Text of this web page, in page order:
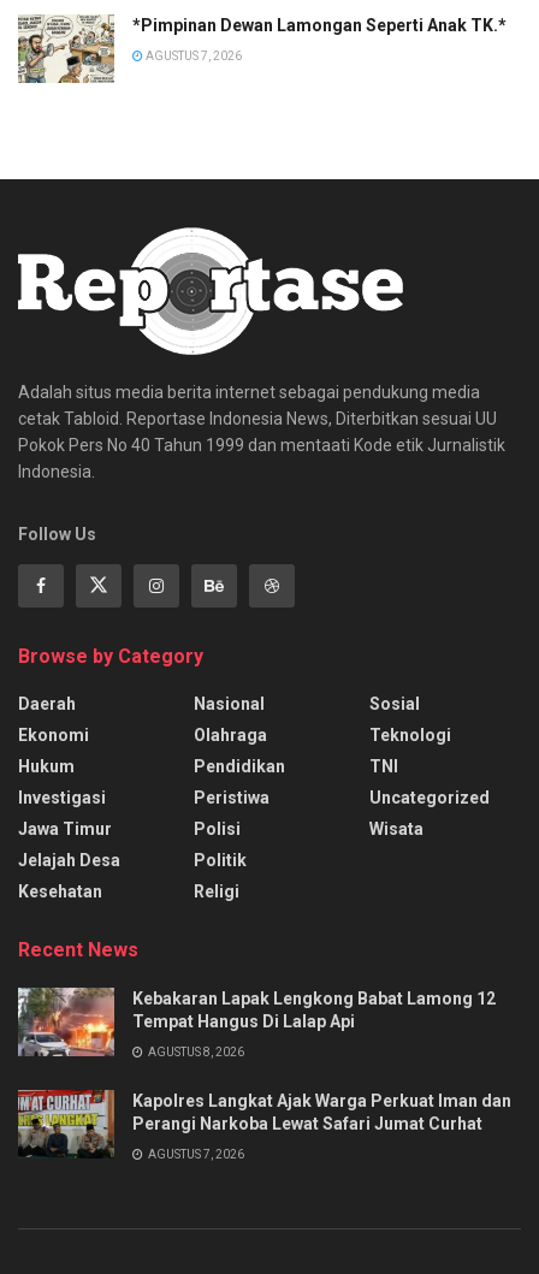
*Pimpinan Dewan Lamongan Seperti Anak TK.*
AGUSTUS 7, 2026
Adalah situs media berita internet sebagai pendukung media
cetak Tabloid. Reportase Indonesia News, Diterbitkan sesuai UU
Pokok Pers No 40 Tahun 1999 dan mentaati Kode etik Jurnalistik
Indonesia.
Follow Us
Browse by Category
Daerah
Ekonomi
Hukum
Investigasi
Jawa Timur
Jelajah Desa
Kesehatan
Nasional
Olahraga
Pendidikan
Peristiwa
Polisi
Politik
Religi
Sosial
Teknologi
TNI
Uncategorized
Wisata
Recent News
Kebakaran Lapak Lengkong Babat Lamong 12
Tempat Hangus Di Lalap Api
AGUSTUS 8, 2026
Kapolres Langkat Ajak Warga Perkuat Iman dan
Perangi Narkoba Lewat Safari Jumat Curhat
AGUSTUS 7, 2026